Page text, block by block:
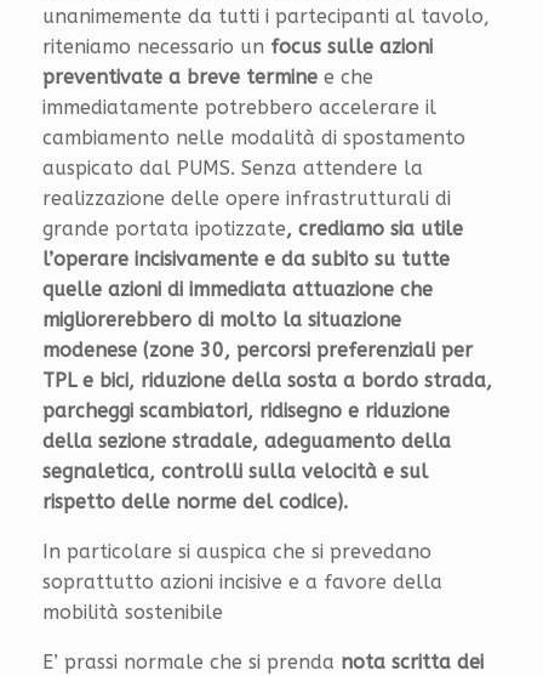
unanimemente da tutti i partecipanti al tavolo,
riteniamo necessario un focus sulle azioni
preventivate a breve termine e che
immediatamente potrebbero accelerare il
cambiamento nelle modalità di spostamento
auspicato dal PUMS. Senza attendere la
realizzazione delle opere infrastrutturali di
grande portata ipotizzate, crediamo sia utile
l’operare incisivamente e da subito su tutte
quelle azioni di immediata attuazione che
migliorerebbero di molto la situazione
modenese (zone 30, percorsi preferenziali per
TPL e bici, riduzione della sosta a bordo strada,
parcheggi scambiatori, ridisegno e riduzione
della sezione stradale, adeguamento della
segnaletica, controlli sulla velocità e sul
rispetto delle norme del codice).
In particolare si auspica che si prevedano
soprattutto azioni incisive e a favore della
mobilità sostenibile
E’ prassi normale che si prenda nota scritta dei